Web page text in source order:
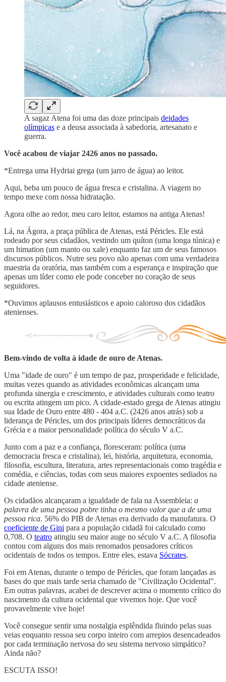
A sagaz Atena foi uma das doze principais deidades
olímpicas e a deusa associada à sabedoria, artesanato e
guerra.
Você acabou de viajar 2426 anos no passado.
*Entrega uma Hydriai grega (um jarro de água) ao leitor.
Aqui, beba um pouco de água fresca e cristalina. A viagem no
tempo mexe com nossa hidratação.
Agora olhe ao redor, meu caro leitor, estamos na antiga Atenas!
Lá, na Ágora, a praça pública de Atenas, está Péricles. Ele está
rodeado por seus cidadãos, vestindo um quíton (uma longa túnica) e
um himation (um manto ou xale) enquanto faz um de seus famosos
discursos públicos. Nutre seu povo não apenas com uma verdadeira
maestria da oratória, mas também com a esperança e inspiração que
apenas um líder como ele pode conceber no coração de seus
seguidores.
*Ouvimos aplausos entusiásticos e apoio caloroso dos cidadãos
atenienses.
Bem-vindo de volta à idade de ouro de Atenas.
Uma "idade de ouro" é um tempo de paz, prosperidade e felicidade,
muitas vezes quando as atividades econômicas alcançam uma
profunda sinergia e crescimento, e atividades culturais como teatro
ou escrita atingem um pico. A cidade-estado grega de Atenas atingiu
sua Idade de Ouro entre 480 - 404 a.C. (2426 anos atrás) sob a
liderança de Péricles, um dos principais líderes democráticos da
Grécia e a maior personalidade política do século V a.C.
Junto com a paz e a confiança, floresceram: política (uma
democracia fresca e cristalina), lei, história, arquitetura, economia,
filosofia, escultura, literatura, artes representacionais como tragédia e
comédia, e ciências, todas com seus maiores expoentes sediados na
cidade ateniense.
Os cidadãos alcançaram a igualdade de fala na Assembleia: a
palavra de uma pessoa pobre tinha o mesmo valor que a de uma
pessoa rica. 56% do PIB de Atenas era derivado da manufatura. O
coeficiente de Gini para a população cidadã foi calculado como
0,708. O teatro atingiu seu maior auge no século V a.C. A filosofia
contou com alguns dos mais renomados pensadores críticos
ocidentais de todos os tempos. Entre eles, estava Sócrates.
Foi em Atenas, durante o tempo de Péricles, que foram lançadas as
bases do que mais tarde seria chamado de "Civilização Ocidental".
Em outras palavras, acabei de descrever acima o momento crítico do
nascimento da cultura ocidental que vivemos hoje. Que você
provavelmente vive hoje!
Você consegue sentir uma nostalgia esplêndida fluindo pelas suas
veias enquanto ressoa seu corpo inteiro com arrepios desencadeados
por cada terminação nervosa do seu sistema nervoso simpático?
Ainda não?
ESCUTA ISSO!